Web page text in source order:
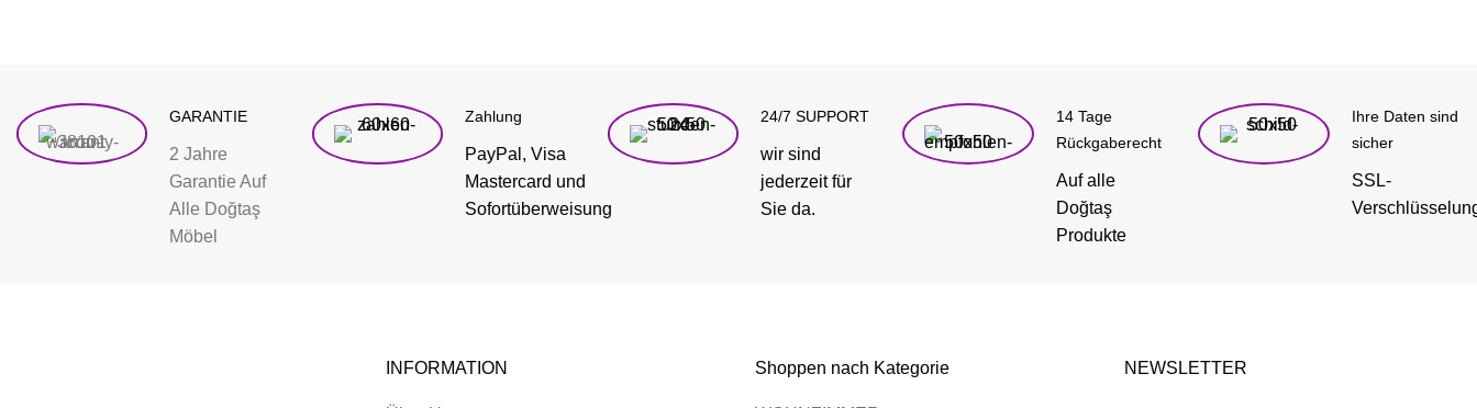
GARANTIE
2 Jahre
Garantie Auf
Alle Doğtaş
Möbel
Zahlung
PayPal, Visa
Mastercard und
Sofortüberweisung
24/7 SUPPORT
wir sind
jederzeit für
Sie da.
14 Tage
Rückgaberecht
Auf alle
Doğtaş
Produkte
Ihre Daten sind
sicher
SSL-
INFORMATION Shoppen nach Kategorie NEWSLETTER